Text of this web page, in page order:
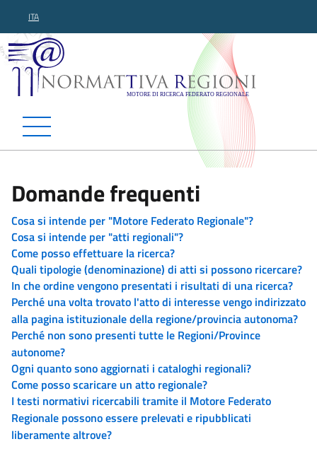
ITA
Normattiva Regioni -
Domande frequenti
Cosa si intende per "Motore Federato Regionale"?
Cosa si intende per "atti regionali"?
Come posso effettuare la ricerca?
Quali tipologie (denominazione) di atti si possono ricercare?
In che ordine vengono presentati i risultati di una ricerca?
Perché una volta trovato l'atto di interesse vengo indirizzato
alla pagina istituzionale della regione/provincia autonoma?
Perché non sono presenti tutte le Regioni/Province
autonome?
Ogni quanto sono aggiornati i cataloghi regionali?
Come posso scaricare un atto regionale?
I testi normativi ricercabili tramite il Motore Federato
Regionale possono essere prelevati e ripubblicati
liberamente altrove?